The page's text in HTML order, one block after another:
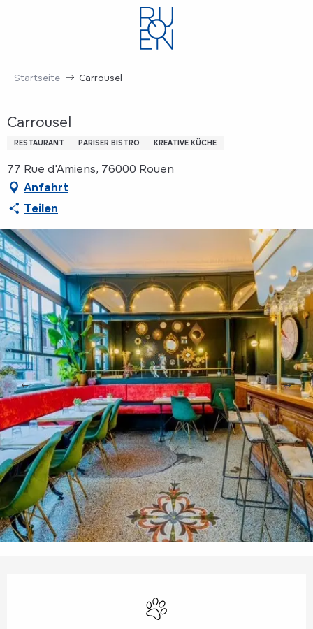
Startseite Carrousel
Carrousel
RESTAURANT PARISER BISTRO KREATIVE KÜCHE
77 Rue d'Amiens, 76000 Rouen
Anfahrt
Teilen
Tiere erlaubt